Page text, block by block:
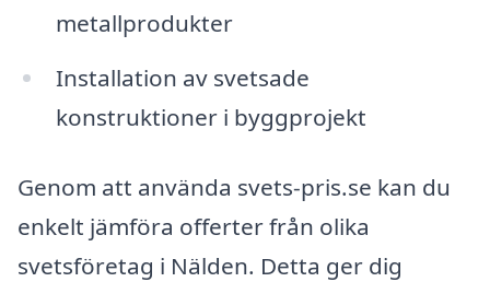
metallprodukter
Installation av svetsade
konstruktioner i byggprojekt
Genom att använda svets-pris.se kan du
enkelt jämföra offerter från olika
svetsföretag i Nälden. Detta ger dig